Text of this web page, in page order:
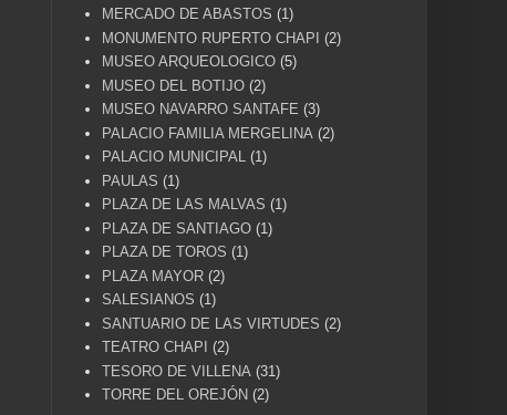
MERCADO DE ABASTOS (1)
MONUMENTO RUPERTO CHAPI
(2)
MUSEO ARQUEOLOGICO (5)
MUSEO DEL BOTIJO (2)
MUSEO NAVARRO SANTAFE (3)
PALACIO FAMILIA MERGELINA (2)
PALACIO MUNICIPAL (1)
PAULAS (1)
PLAZA DE LAS MALVAS (1)
PLAZA DE SANTIAGO (1)
PLAZA DE TOROS (1)
PLAZA MAYOR (2)
SALESIANOS (1)
SANTUARIO DE LAS VIRTUDES (2)
TEATRO CHAPI
(2)
TESORO DE VILLENA (31)
TORRE DEL OREJÓN (2)